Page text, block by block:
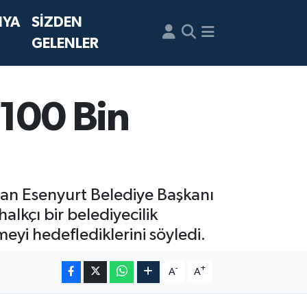
SİZDEN
GELENLER
Bin
Esenyurt Belediye Başkanı
bir belediyecilik
hedeflediklerini söyledi.
A- A+